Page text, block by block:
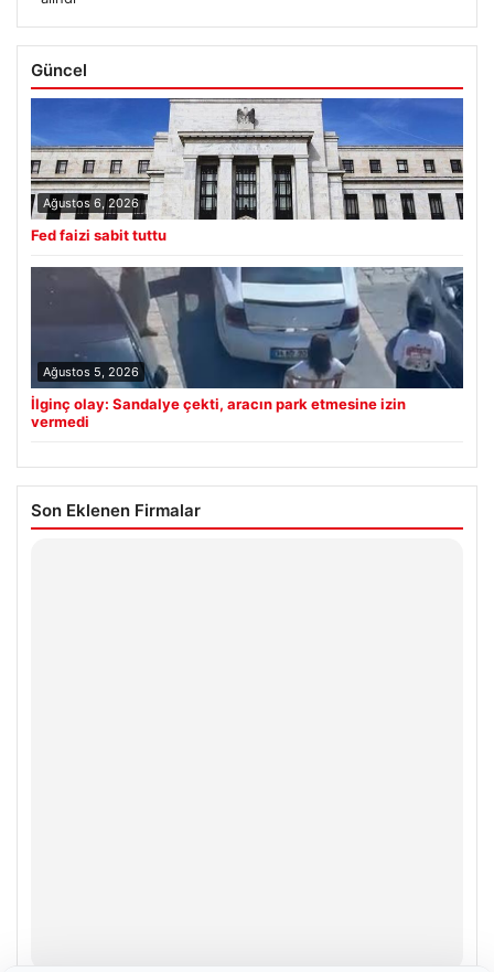
Güncel
Ağustos 6, 2026
Fed faizi sabit tuttu
Ağustos 5, 2026
İlginç olay: Sandalye çekti, aracın park etmesine izin
vermedi
Son Eklenen Firmalar